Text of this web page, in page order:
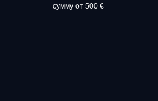
сумму от 500 €